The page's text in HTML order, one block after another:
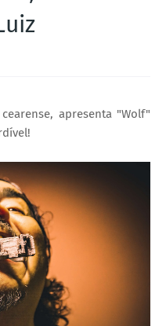
apresenta "Wolf"